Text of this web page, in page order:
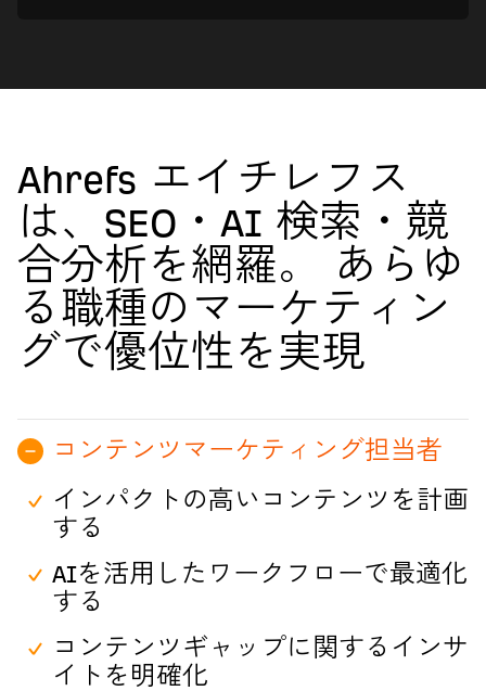
Ahrefs エイチレフス
は、SEO・AI 検索・競
合分析を網羅。 あらゆ
る職種のマーケティン
グで優位性を実現
コンテンツマーケティング担当者
インパクトの高いコンテンツを計画
する
AIを活用したワークフローで最適化
する
コンテンツギャップに関するインサ
イトを明確化